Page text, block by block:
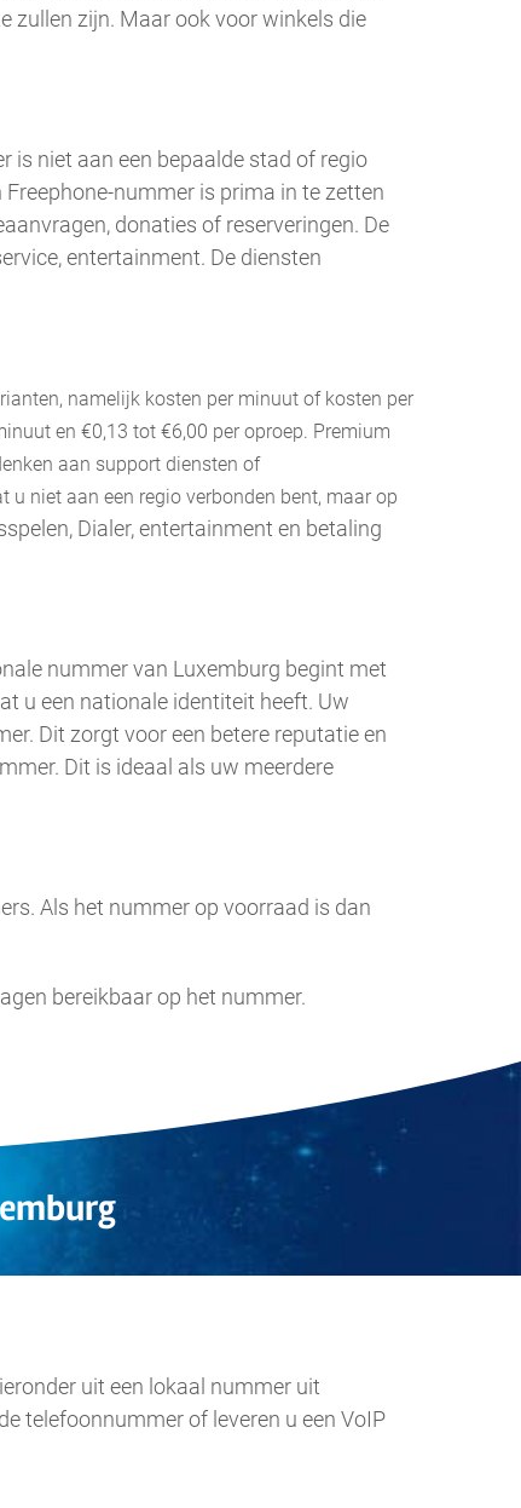
zullen zijn. Maar ook voor winkels die
is niet aan een bepaalde stad of regio
nummer is prima in te zetten
donaties of reserveringen. De
entertainment. De diensten
namelijk kosten per minuut of kosten per
en €0,13 tot €6,00 per oproep. Premium
aan support diensten of
niet aan een regio verbonden bent, maar op
Dialer, entertainment en betaling
nummer van Luxemburg begint met
u een nationale identiteit heeft. Uw
Dit zorgt voor een betere reputatie en
Dit is ideaal als uw meerdere
Als het nummer op voorraad is dan
bereikbaar op het nummer.
uit een lokaal nummer uit
telefoonnummer of leveren u een VoIP